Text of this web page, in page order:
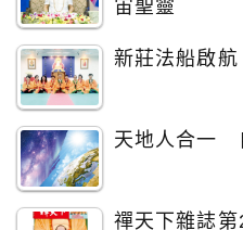
宙聖靈
新莊法船啟
天地人合一
禪天下雜誌